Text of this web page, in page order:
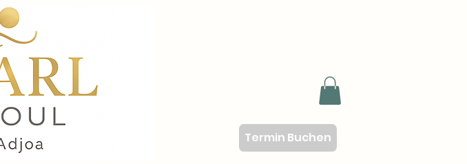
Termin Buchen